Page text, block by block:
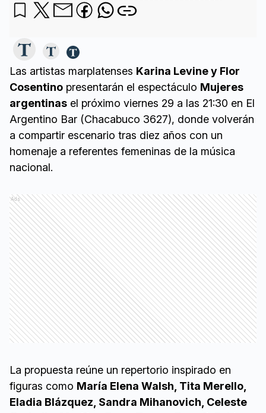
Las artistas marplatenses Karina Levine y Flor
Cosentino presentarán el espectáculo Mujeres
argentinas el próximo viernes 29 a las 21:30 en El
Argentino Bar (Chacabuco 3627), donde volverán
a compartir escenario tras diez años con un
homenaje a referentes femeninas de la música
nacional.
Ads
La propuesta reúne un repertorio inspirado en
figuras como María Elena Walsh, Tita Merello,
Eladia Blázquez, Sandra Mihanovich, Celeste